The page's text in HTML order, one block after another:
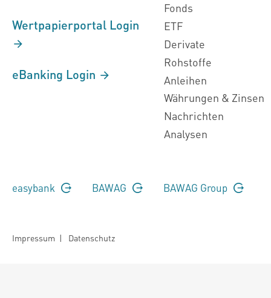
Wertpapierportal Login
eBanking Login
Fonds
ETF
Derivate
Rohstoffe
Anleihen
Währungen & Zinsen
Nachrichten
Analysen
easybank BAWAG BAWAG Group
Impressum | Datenschutz